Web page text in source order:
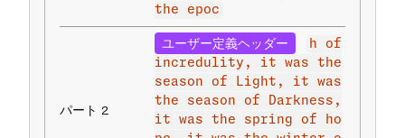
the epoc
パート 2
ユーザー定義ヘッダー
h of
incredulity, it was the
season of Light, it was
the season of Darkness,
it was the spring of ho